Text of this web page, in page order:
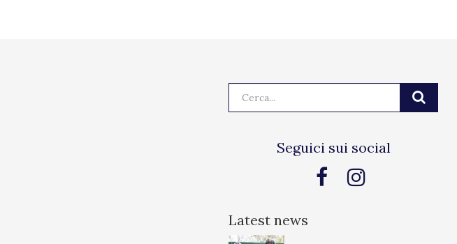
Seguici sui social
Latest news